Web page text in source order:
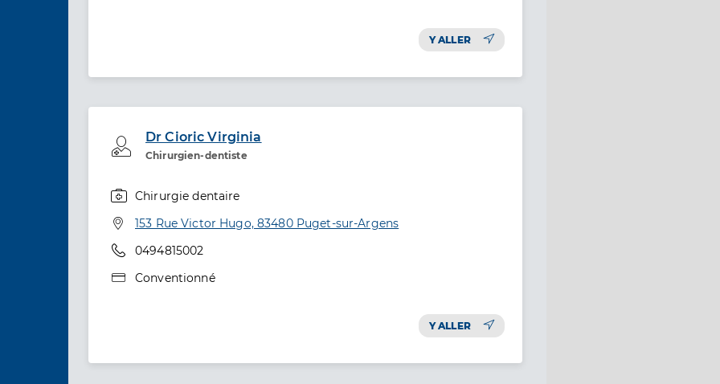
Y ALLER
Dr Cioric Virginia
Chirurgien-dentiste
Professionel de santé
Chirurgie dentaire
Adresse
153 Rue Victor Hugo, 83480 Puget-sur-Argens
Téléphone
0494815002
Type de convention
Conventionné
Y ALLER